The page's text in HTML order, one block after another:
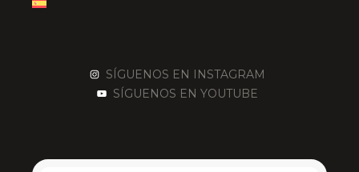
SÍGUENOS EN INSTAGRAM
SÍGUENOS EN YOUTUBE